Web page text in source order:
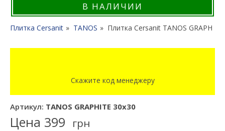
В НАЛИЧИИ
Плитка Cersanit TANOS Плитка Cersanit TANOS
Скажите код менеджеру
Артикул: TANOS GRAPHITE 30x30
Цена 399 грн